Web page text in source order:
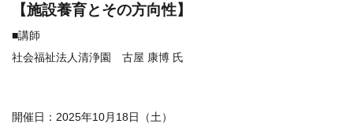
【施設養育とその方向性】
■講師
社会福祉法人清浄園 古屋 康博 氏
開催日：2025年10月18日（土）